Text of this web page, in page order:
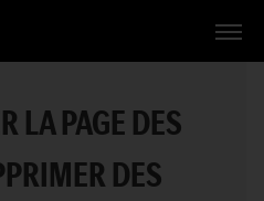
LA PAGE DES
DES